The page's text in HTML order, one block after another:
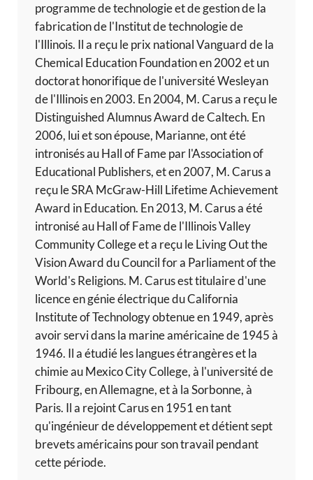
programme de technologie et de gestion de la
fabrication de l'Institut de technologie de
l'Illinois. Il a reçu le prix national Vanguard de la
Chemical Education Foundation en 2002 et un
doctorat honorifique de l'université Wesleyan
de l'Illinois en 2003. En 2004, M. Carus a reçu le
Distinguished Alumnus Award de Caltech. En
2006, lui et son épouse, Marianne, ont été
intronisés au Hall of Fame par l'Association of
Educational Publishers, et en 2007, M. Carus a
reçu le SRA McGraw-Hill Lifetime Achievement
Award in Education. En 2013, M. Carus a été
intronisé au Hall of Fame de l'Illinois Valley
Community College et a reçu le Living Out the
Vision Award du Council for a Parliament of the
World's Religions. M. Carus est titulaire d'une
licence en génie électrique du California
Institute of Technology obtenue en 1949, après
avoir servi dans la marine américaine de 1945 à
1946. Il a étudié les langues étrangères et la
chimie au Mexico City College, à l'université de
Fribourg, en Allemagne, et à la Sorbonne, à
Paris. Il a rejoint Carus en 1951 en tant
qu'ingénieur de développement et détient sept
brevets américains pour son travail pendant
cette période.